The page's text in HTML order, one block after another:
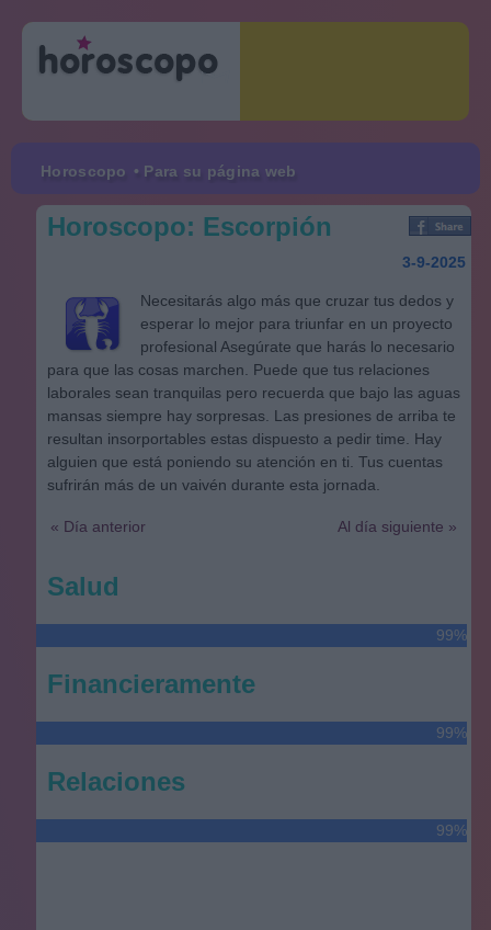
Horoscopo • Para su página web
Horoscopo: Escorpión
3-9-2025
Necesitarás algo más que cruzar tus dedos y
esperar lo mejor para triunfar en un proyecto
profesional Asegúrate que harás lo necesario
para que las cosas marchen. Puede que tus relaciones
laborales sean tranquilas pero recuerda que bajo las aguas
mansas siempre hay sorpresas. Las presiones de arriba te
resultan insorportables estas dispuesto a pedir time. Hay
alguien que está poniendo su atención en ti. Tus cuentas
sufrirán más de un vaivén durante esta jornada.
« Día anterior Al día siguiente »
Salud
99%
Financieramente
99%
Relaciones
99%